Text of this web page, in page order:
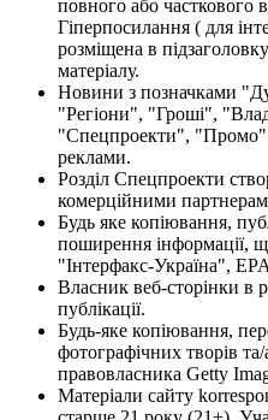
повного або часткового
Гіперпосилання ( для
розміщена в
матеріалу.
Новини з позначками
"Регіони", "Гроші",
"Спецпроекти", "Промо"
реклами.
Розділ Спецпроекти
комерційними
Будь яке копіювання,
поширення інформації,
"Інтерфакс-Україна",
Власник веб-сторінки в
публікації.
Будь-яке копіювання,
фотографічних творів та/
правовласника Getty
Матеріали сайту